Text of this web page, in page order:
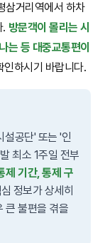
삼거리역에서 하차
. 방문객이 몰리는 시
는 등 대중교통편이
인하시기 바랍니다.
설공단' 또는 '인
최소 1주일 전부
제 기간, 통제 구
정보가 상세히
큰 불편을 겪을